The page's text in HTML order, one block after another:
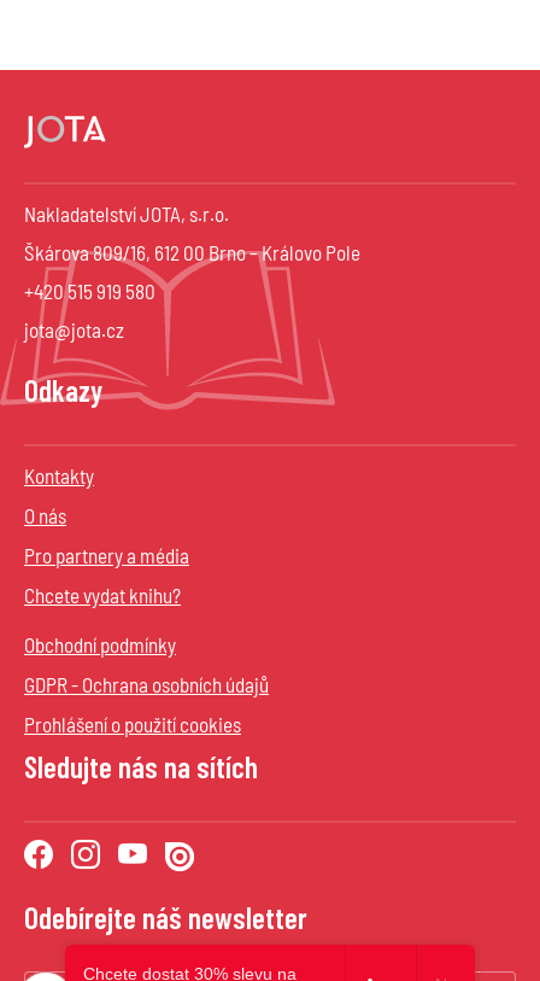
Nakladatelství JOTA, s.r.o.
Škárova 809/16, 612 00 Brno – Královo Pole
+420 515 919 580
jota@jota.cz
Odkazy
Kontakty
O nás
Pro partnery a média
Chcete vydat knihu?
Obchodní podmínky
GDPR - Ochrana osobních údajů
Prohlášení o použití cookies
Sledujte nás na sítích
Odebírejte náš newsletter
Chcete dostat 30% slevu na